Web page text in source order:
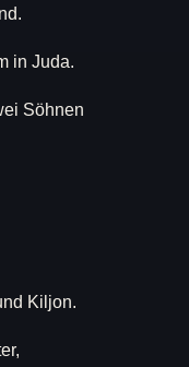
in Juda.
Söhnen
Kiljon.